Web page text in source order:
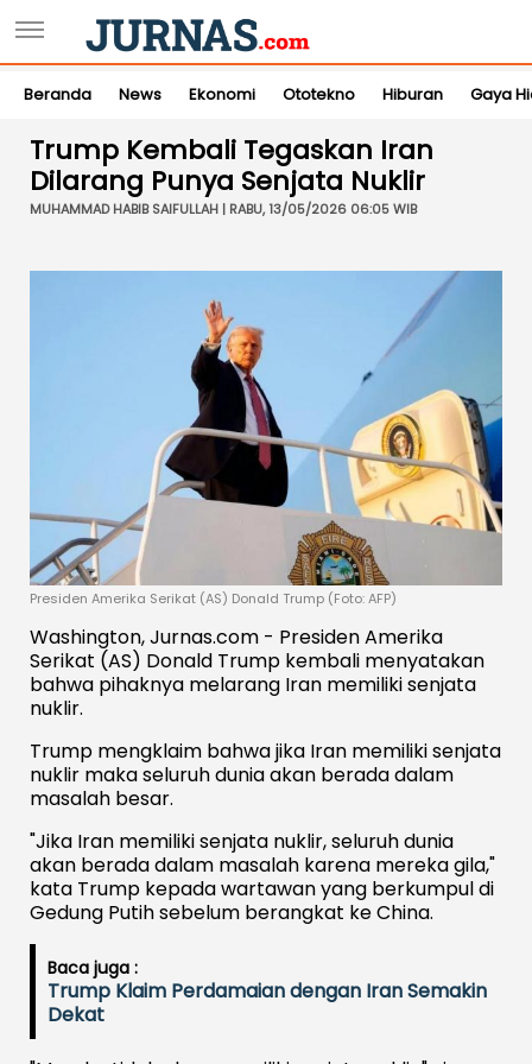
Beranda News Ekonomi Ototekno Hiburan Gaya
Trump Kembali Tegaskan Iran
Dilarang Punya Senjata Nuklir
MUHAMMAD HABIB SAIFULLAH | RABU, 13/05/2026 06:05 WIB
Presiden Amerika Serikat (AS) Donald Trump (Foto: AFP)
Washington, Jurnas.com - Presiden Amerika
Serikat (AS) Donald Trump kembali menyatakan
bahwa pihaknya melarang Iran memiliki senjata
nuklir.
Trump mengklaim bahwa jika Iran memiliki senjata
nuklir maka seluruh dunia akan berada dalam
masalah besar.
"Jika Iran memiliki senjata nuklir, seluruh dunia
akan berada dalam masalah karena mereka gila,"
kata Trump kepada wartawan yang berkumpul di
Gedung Putih sebelum berangkat ke China.
Baca juga :
Trump Klaim Perdamaian dengan Iran Semakin
Dekat